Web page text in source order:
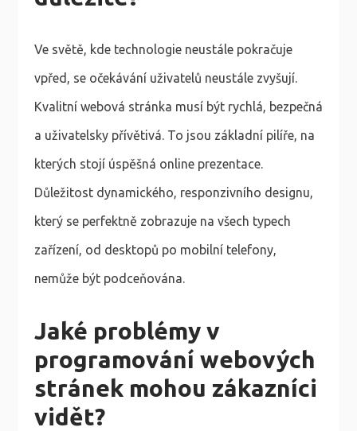
Ve světě, kde technologie neustále pokračuje
vpřed, se očekávání uživatelů neustále zvyšují.
Kvalitní webová stránka musí být rychlá, bezpečná
a uživatelsky přívětivá. To jsou základní pilíře, na
kterých stojí úspěšná online prezentace.
Důležitost dynamického, responzivního designu,
který se perfektně zobrazuje na všech typech
zařízení, od desktopů po mobilní telefony,
nemůže být podceňována.
Jaké problémy v
programování webových
stránek mohou zákazníci
vidět?